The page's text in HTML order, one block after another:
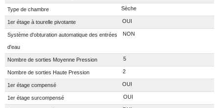
Type de chambre Sèche
1er étage à tourelle pivotante OUI
Système d'obturation automatique des entrées
d'eau
NON
Nombre de sorties Moyenne Pression 5
Nombre de sorties Haute Pression 2
1er étage compensé OUI
1er étage surcompensé OUI